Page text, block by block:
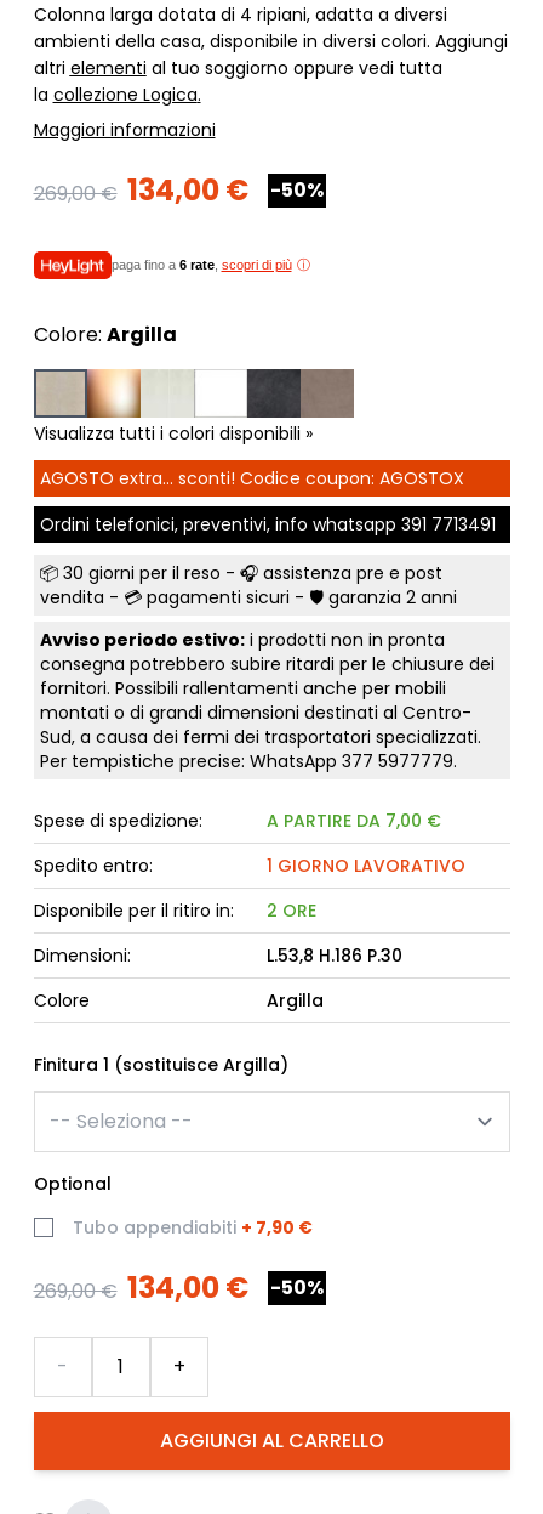
Colonna larga dotata di 4 ripiani, adatta a diversi
ambienti della casa, disponibile in diversi colori. Aggiungi
altri elementi al tuo soggiorno oppure vedi tutta
la collezione Logica.
Maggiori informazioni
269,00 € 134,00 € -50%
paga fino a 6 rate, scopri di più
Colore: Argilla
Visualizza tutti i colori disponibili »
AGOSTO extra... sconti! Codice coupon: AGOSTOX
Ordini telefonici, preventivi, info whatsapp 391 7713491
📦 30 giorni per il reso - 🎧 assistenza pre e post
vendita - 💳 pagamenti sicuri - 🛡️ garanzia 2 anni
Avviso periodo estivo:i prodotti non in pronta
consegna potrebbero subire ritardi per le chiusure dei
fornitori. Possibili rallentamenti anche per mobili
montati o di grandi dimensioni destinati al Centro-
Sud, a causa dei fermi dei trasportatori specializzati.
Per tempistiche precise: WhatsApp 377 5977779.
Spese di spedizione:
A PARTIRE DA 7,00 €
Spedito entro:
1 GIORNO LAVORATIVO
Disponibile per il ritiro in:
2 ORE
Dimensioni:
L.53,8 H.186 P.30
Colore
Argilla
Finitura 1 (sostituisce Argilla)
Optional
Tubo appendiabiti + 7,90 €
269,00 € 134,00 € -50%
AGGIUNGI AL CARRELLO
- +